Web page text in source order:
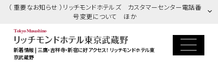
（ 重要なお知らせ ）リッチモンドホテルズ カスタマーセンター電話番
号変更について ほか
新着情報 | 三鷹・吉祥寺・新宿に好アクセス！ リッチモンドホテル東
京武蔵野